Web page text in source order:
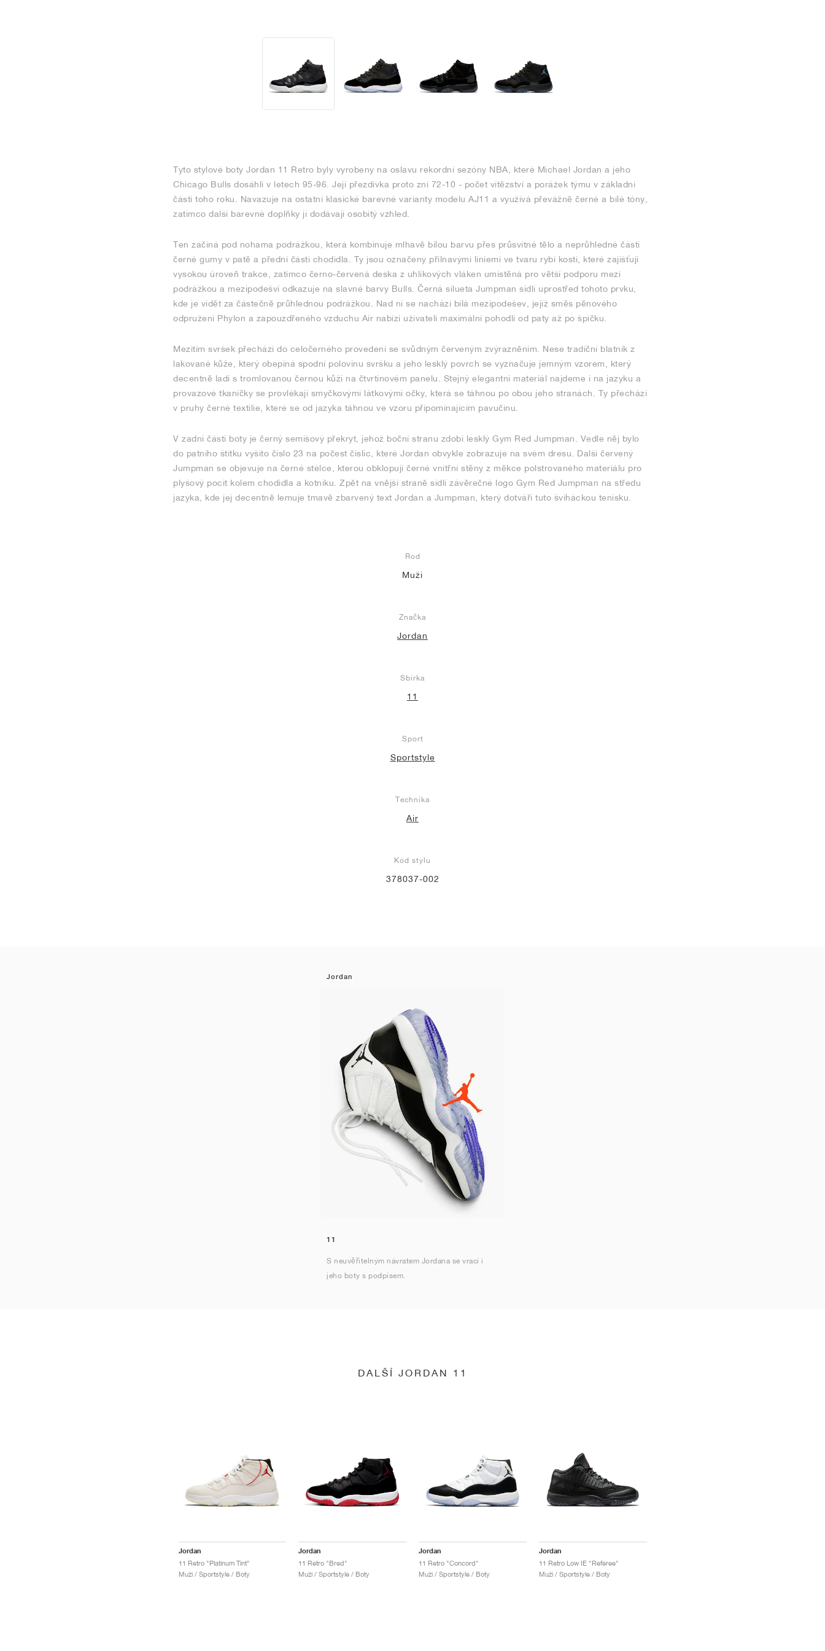
Tyto stylové boty Jordan 11 Retro byly vyrobeny na oslavu rekordní sezóny NBA, které Michael Jordan a jeho
Chicago Bulls dosáhli v letech 95-96. Její přezdívka proto zní 72-10 - počet vítězství a porážek týmu v základní
části toho roku. Navazuje na ostatní klasické barevné varianty modelu AJ11 a využívá převážně černé a bílé tóny,
zatímco další barevné doplňky jí dodávají osobitý vzhled.
Ten začíná pod nohama podrážkou, která kombinuje mlhavě bílou barvu přes průsvitné tělo a neprůhledné části
černé gumy v patě a přední části chodidla. Ty jsou označeny přilnavými liniemi ve tvaru rybí kosti, které zajišťují
vysokou úroveň trakce, zatímco černo-červená deska z uhlíkových vláken umístěná pro větší podporu mezi
podrážkou a mezipodešví odkazuje na slavné barvy Bulls. Černá silueta Jumpman sídlí uprostřed tohoto prvku,
kde je vidět za částečně průhlednou podrážkou. Nad ní se nachází bílá mezipodešev, jejíž směs pěnového
odpružení Phylon a zapouzdřeného vzduchu Air nabízí uživateli maximální pohodlí od paty až po špičku.
Mezitím svršek přechází do celočerného provedení se svůdným červeným zvýrazněním. Nese tradiční blatník z
lakované kůže, který obepíná spodní polovinu svršku a jeho lesklý povrch se vyznačuje jemným vzorem, který
decentně ladí s tromlovanou černou kůží na čtvrtinovém panelu. Stejný elegantní materiál najdeme i na jazyku a
provazové tkaničky se provlékají smyčkovými látkovými očky, která se táhnou po obou jeho stranách. Ty přechází
v pruhy černé textilie, které se od jazyka táhnou ve vzoru připomínajícím pavučinu.
V zadní části boty je černý semišový překryt, jehož boční stranu zdobí lesklý Gym Red Jumpman. Vedle něj bylo
do patního štítku vyšito číslo 23 na počest číslic, které Jordan obvykle zobrazuje na svém dresu. Další červený
Jumpman se objevuje na černé stélce, kterou obklopují černé vnitřní stěny z měkce polstrovaného materiálu pro
plyšový pocit kolem chodidla a kotníku. Zpět na vnější straně sídlí závěrečné logo Gym Red Jumpman na středu
jazyka, kde jej decentně lemuje tmavě zbarvený text Jordan a Jumpman, který dotváří tuto šviháckou tenisku.
Rod
Muži
Značka
Jordan
Sbírka
11
Sport
Sportstyle
Technika
Air
Kód stylu
378037-002
Jordan
11
S neuvěřitelným návratem Jordana se vrací i
jeho boty s podpisem.
DALŠÍ JORDAN 11
Jordan
11 Retro "Platinum Tint"
Muži / Sportstyle / Boty
Jordan
11 Retro "Bred"
Muži / Sportstyle / Boty
Jordan
11 Retro "Concord"
Muži / Sportstyle / Boty
Jordan
11 Retro Low IE "Referee"
Muži / Sportstyle / Boty